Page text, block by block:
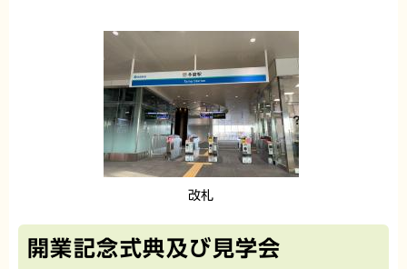
改札
開業記念式典及び見学会